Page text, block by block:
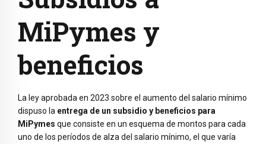
MiPymes y
beneficios
La ley aprobada en 2023 sobre el aumento del salario mínimo
dispuso la entrega de un subsidio y beneficios para
MiPymes que consiste en un esquema de montos para cada
uno de los períodos de alza del salario mínimo, el que varía